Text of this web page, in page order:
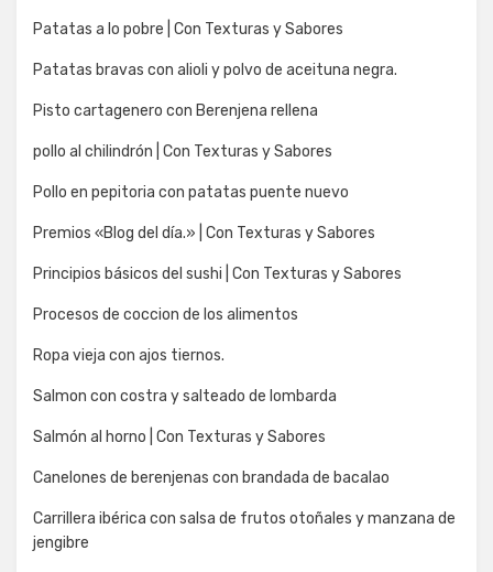
Patatas a lo pobre | Con Texturas y Sabores
Patatas bravas con alioli y polvo de aceituna negra.
Pisto cartagenero con Berenjena rellena
pollo al chilindrón | Con Texturas y Sabores
Pollo en pepitoria con patatas puente nuevo
Premios «Blog del día.» | Con Texturas y Sabores
Principios básicos del sushi | Con Texturas y Sabores
Procesos de coccion de los alimentos
Ropa vieja con ajos tiernos.
Salmon con costra y salteado de lombarda
Salmón al horno | Con Texturas y Sabores
Canelones de berenjenas con brandada de bacalao
Carrillera ibérica con salsa de frutos otoñales y manzana de
jengibre